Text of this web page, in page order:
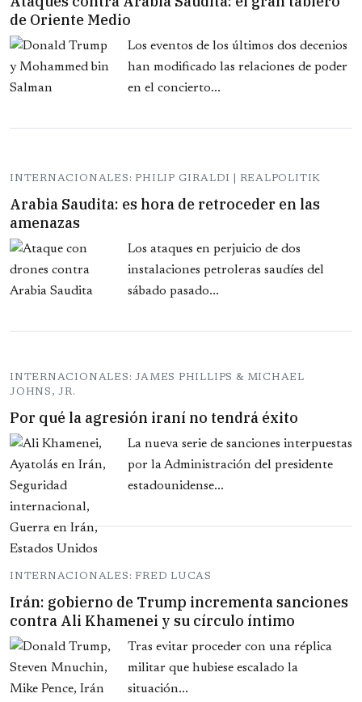
de Oriente Medio
Los eventos de los últimos dos decenios
han modificado las relaciones de poder
en el concierto...
INTERNACIONALES: PHILIP GIRALDI | REALPOLITIK
Arabia Saudita: es hora de retroceder en las
amenazas
Los ataques en perjuicio de dos
instalaciones petroleras saudíes del
sábado pasado...
INTERNACIONALES: JAMES PHILLIPS & MICHAEL
JOHNS, JR.
Por qué la agresión iraní no tendrá éxito
La nueva serie de sanciones interpuestas
por la Administración del presidente
estadounidense...
INTERNACIONALES: FRED LUCAS
Irán: gobierno de Trump incrementa sanciones
contra Ali Khamenei y su círculo íntimo
Tras evitar proceder con una réplica
militar que hubiese escalado la
situación...